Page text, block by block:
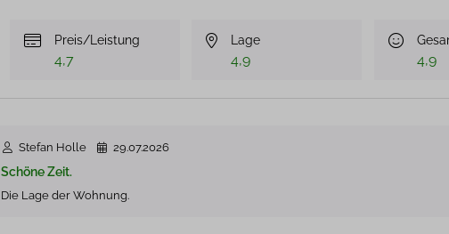
Preis/Leistung
4,7
Lage
4,9 4,9
Stefan Holle 29.07.2026
Schöne Zeit.
Die Lage der Wohnung.